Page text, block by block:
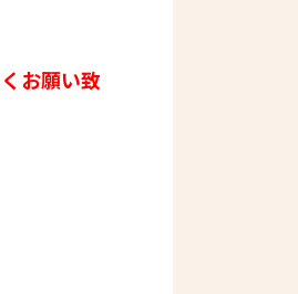
お願い致